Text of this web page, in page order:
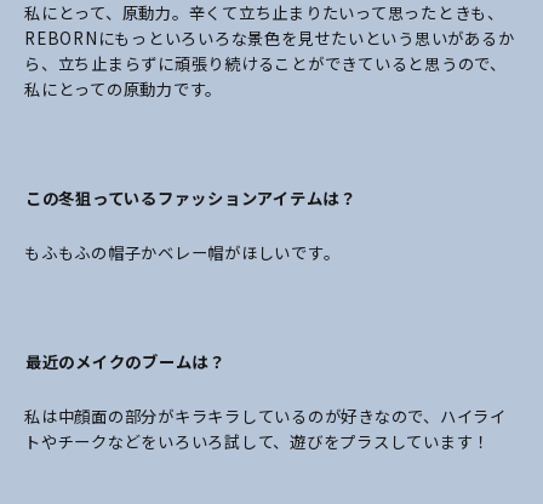
私にとって、原動力。辛くて立ち止まりたいって思ったときも、
REBORNにもっといろいろな景色を見せたいという思いがあるか
ら、立ち止まらずに頑張り続けることができていると思うので、
私にとっての原動力です。
――この冬狙っているファッションアイテムは？
もふもふの帽子かベレー帽がほしいです。
――最近のメイクのブームは？
私は中顔面の部分がキラキラしているのが好きなので、ハイライ
トやチークなどをいろいろ試して、遊びをプラスしています！